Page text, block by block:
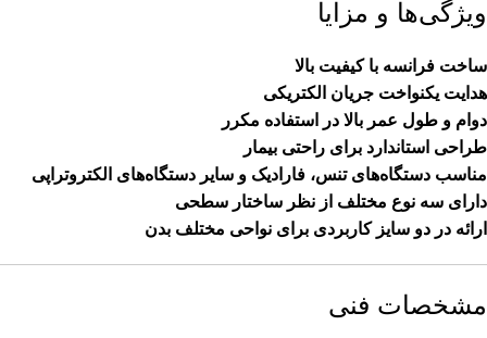
ویژگی‌ها و مزایا
ساخت فرانسه با کیفیت بالا
هدایت یکنواخت جریان الکتریکی
دوام و طول عمر بالا در استفاده مکرر
طراحی استاندارد برای راحتی بیمار
مناسب دستگاه‌های تنس، فارادیک و سایر دستگاه‌های الکتروتراپی
دارای سه نوع مختلف از نظر ساختار سطحی
ارائه در دو سایز کاربردی برای نواحی مختلف بدن
مشخصات فنی